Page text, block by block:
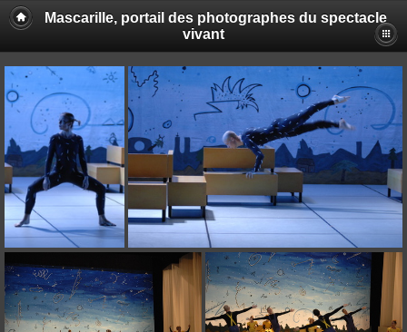
Mascarille, portail des photographes du spectacle
vivant